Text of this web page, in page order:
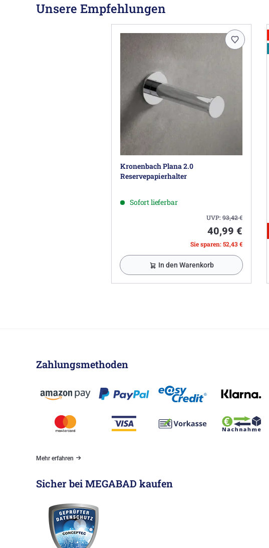
Unsere Empfehlungen
Kronenbach Plana 2.0
Reservepapierhalter
Sofort lieferbar
UVP:93,42€
40,99 €
Sie sparen: 52,43 €
In den Warenkorb
Zahlungsmethoden
Mehr erfahren
Sicher bei MEGABAD kaufen